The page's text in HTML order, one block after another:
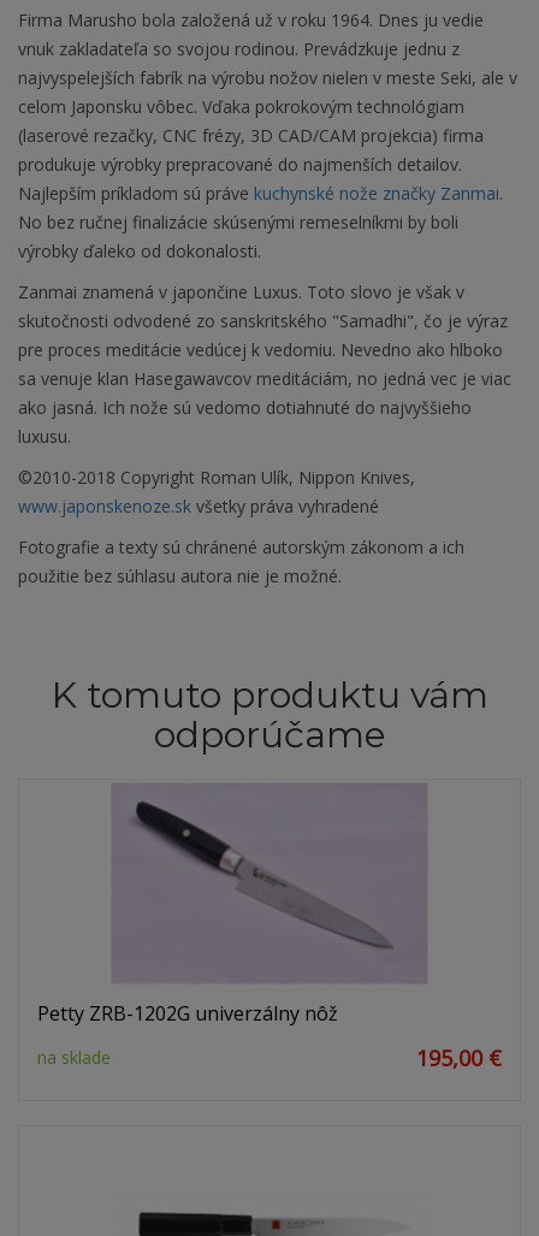
Firma Marusho bola založená už v roku 1964. Dnes ju vedie
vnuk zakladateľa so svojou rodinou. Prevádzkuje jednu z
najvyspelejších fabrík na výrobu nožov nielen v meste Seki, ale v
celom Japonsku vôbec. Vďaka pokrokovým technológiam
(laserové rezačky, CNC frézy, 3D CAD/CAM projekcia) firma
produkuje výrobky prepracované do najmenších detailov.
Najlepším príkladom sú práve kuchynské nože značky Zanmai.
No bez ručnej finalizácie skúsenými remeselníkmi by boli
výrobky ďaleko od dokonalosti.
Zanmai znamená v japončine Luxus. Toto slovo je však v
skutočnosti odvodené zo sanskritského "Samadhi", čo je výraz
pre proces meditácie vedúcej k vedomiu. Nevedno ako hlboko
sa venuje klan Hasegawavcov meditáciám, no jedná vec je viac
ako jasná. Ich nože sú vedomo dotiahnuté do najvyššieho
luxusu.
©2010-2018 Copyright Roman Ulík, Nippon Knives,
www.japonskenoze.sk všetky práva vyhradené
Fotografie a texty sú chránené autorským zákonom a ich
použitie bez súhlasu autora nie je možné.
K tomuto produktu vám
odporúčame
Petty ZRB-1202G univerzálny nôž
na sklade 195,00 €